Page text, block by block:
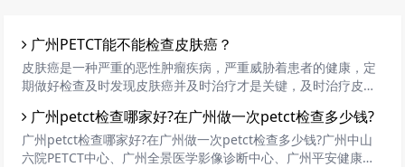
广州PETCT能不能检查皮肤癌？
皮肤癌是一种严重的恶性肿瘤疾病，严重威胁着患者的健康，定
期做好检查及时发现皮肤癌并及时治疗才是关键，及时治疗皮肤
么，皮肤癌应该怎样检查呢?PET/CT是现代很高等的检查设备，
检查癌症有很大的优势。那么，PET/CT能不能检查皮肤癌?
广州petct检查哪家好?在广州做一次petct检查多少钱?
广州petct检查哪家好?在广州做一次petct检查多少钱?广州中山
六院PETCT中心、广州全景医学影像诊断中心、广州平安健康检